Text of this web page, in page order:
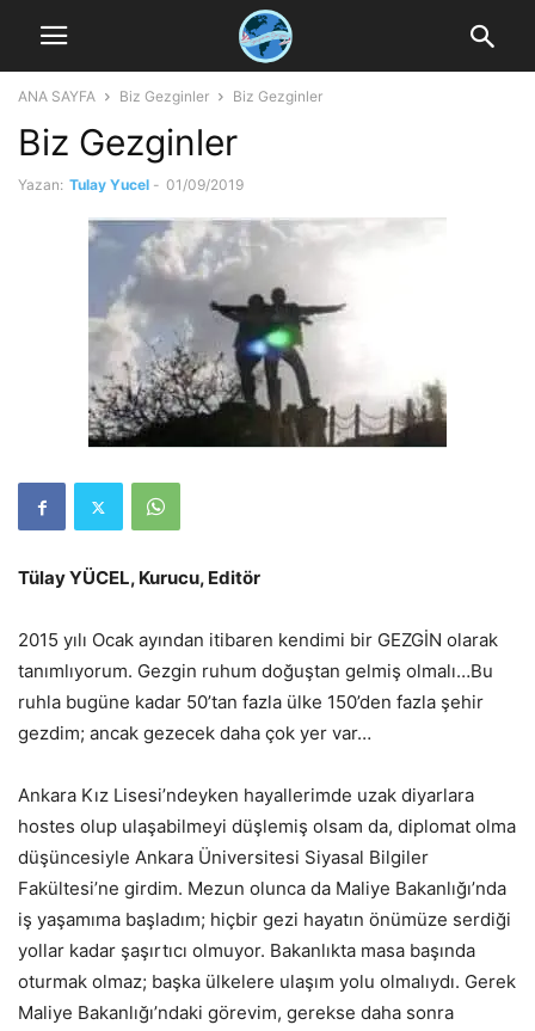
ANA SAYFA Biz Gezginler Biz Gezginler
Biz Gezginler
Yazan: Tulay Yucel - 01/09/2019
Tülay YÜCEL, Kurucu, Editör
2015 yılı Ocak ayından itibaren kendimi bir GEZGİN olarak
tanımlıyorum. Gezgin ruhum doğuştan gelmiş olmalı…Bu
ruhla bugüne kadar 50’tan fazla ülke 150’den fazla şehir
gezdim; ancak gezecek daha çok yer var…
Ankara Kız Lisesi’ndeyken hayallerimde uzak diyarlara
hostes olup ulaşabilmeyi düşlemiş olsam da, diplomat olma
düşüncesiyle Ankara Üniversitesi Siyasal Bilgiler
Fakültesi’ne girdim. Mezun olunca da Maliye Bakanlığı’nda
iş yaşamıma başladım; hiçbir gezi hayatın önümüze serdiği
yollar kadar şaşırtıcı olmuyor. Bakanlıkta masa başında
oturmak olmaz; başka ülkelere ulaşım yolu olmalıydı. Gerek
Maliye Bakanlığı’ndaki görevim, gerekse daha sonra